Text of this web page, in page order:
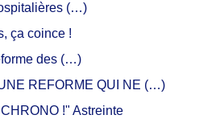
(…)
ça coince !
des (…)
REFORME QUI NE (…)
!" Astreinte